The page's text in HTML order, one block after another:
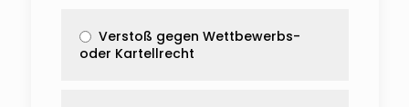
Verstoß gegen Wettbewerbs-
oder Kartellrecht